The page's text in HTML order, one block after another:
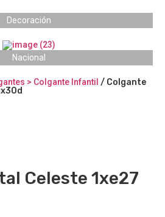
Decoración
Nacional
> Colgante Infantil / Colgante
Celeste 1xe27